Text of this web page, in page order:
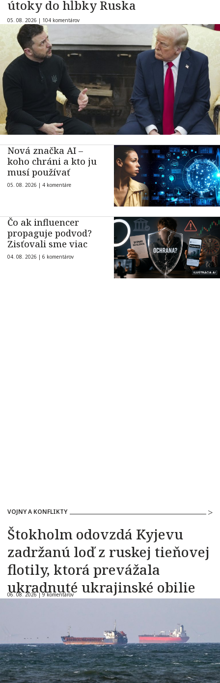
útoky do hĺbky Ruska
05. 08. 2026 | 104 komentárov
Nová značka AI –
koho chráni a kto ju
musí používať
05. 08. 2026 | 4 komentáre
Čo ak influencer
propaguje podvod?
Zisťovali sme viac
04. 08. 2026 | 6 komentárov
VOJNY A KONFLIKTY
Štokholm odovzdá Kyjevu
zadržanú loď z ruskej tieňovej
flotily, ktorá prevážala
ukradnuté ukrajinské obilie
06. 08. 2026 |9 komentárov